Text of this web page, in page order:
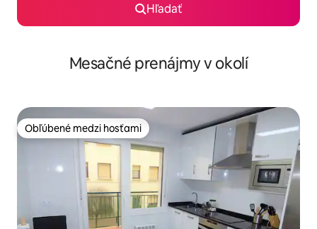
Hľadať
Mesačné prenájmy v okolí
Obľúbené medzi hosťami
Obľúbené medzi hosťami